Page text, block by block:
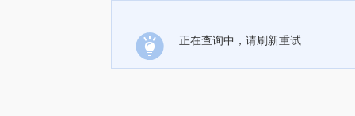
正在查询中，请刷新重试